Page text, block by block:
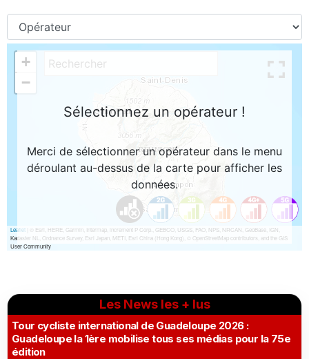
Les News les + lus
Tour cycliste international de Guadeloupe 2026 :
Guadeloupe la 1ère mobilise tous ses médias pour la 75e
édition